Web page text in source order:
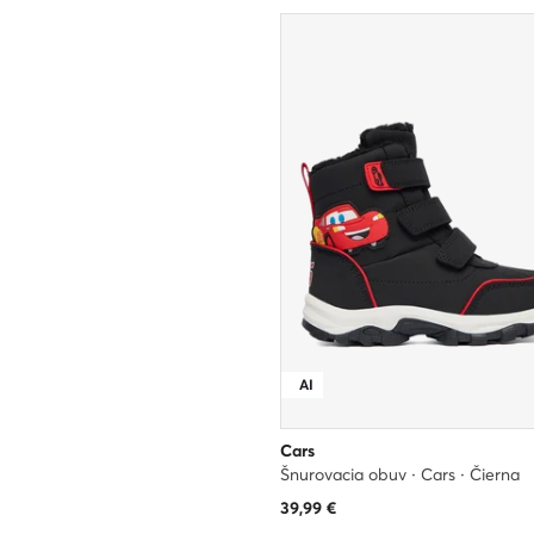
AI
Cars
Šnurovacia obuv · Cars · Čierna
39,99€